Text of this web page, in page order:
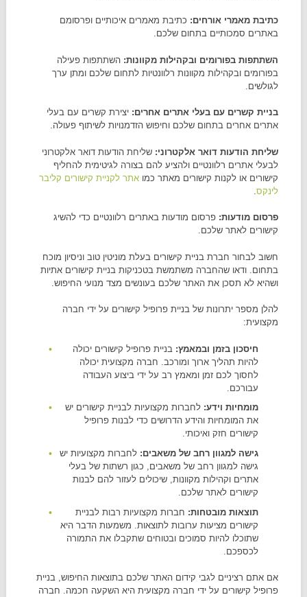
כתיבת מאמרי אורחים: כתיבת מאמרים איכותיים ופרסומם
באתרים סמכותיים בתחום שלכם.
השתתפות בפורומים ובקהילות מקוונות: השתתפות פעילה
בפורומים ובקהילות מקוונות רלוונטיות לתחום שלכם ומתן ערך
לגולשים.
בניית קשרים עם בעלי אתרים אחרים: יצירת קשרים עם בעלי
אתרים אחרים בתחום שלכם וחיפוש הזדמנויות לשיתוף פעולה.
שליחת הודעות דואר אלקטרוני: שליחת הודעות דואר אלקטרוני
לבעלי אתרים רלוונטיים ולהציע להם בצורה לגיטימית להחליף
קישורים או לקנות קישורים מאתר כמו אתר לקניית קישורים קליבר
לינקס.
פרסום מודעות: פרסום מודעות באתרים רלוונטיים כדי להשיג
קישורים לאתר שלכם.
חשוב לבחור חברת בניית קישורים בעלת מוניטין טוב וניסיון מוכח
בתחום. ודאו שהחברה משתמשת בטכניקות בניית קישורים אתיות
ושהיא לא תסכן את האתר שלכם בעונשים מצד מנועי החיפוש.
להלן מספר יתרונות של בניית פרופיל קישורים על ידי חברה
מקצועית:
חיסכון בזמן ובמאמץ: בניית פרופיל קישורים יכולה
להיות תהליך ארוך ומורכב. חברה מקצועית יכולה
לחסוך לכם זמן ומאמץ רב על ידי ביצוע העבודה
עבורכם.
מומחיות וידע: לחברות מקצועיות לבניית קישורים יש
את המומחיות והידע הדרושים כדי לבנות פרופיל
קישורים חזק ואיכותי.
גישה למגוון רחב של משאבים: לחברות מקצועיות יש
גישה למגוון רחב של משאבים, כגון רשתות של בעלי
אתרים וקהילות מקוונות, שיכולים לעזור להם לבנות
קישורים לאתר שלכם.
תוצאות מובטחות: חברות מקצועיות רבות לבניית
קישורים מציעות ערובות לתוצאות. משמעות הדבר היא
שתוכלו להיות סמוכים ובטוחים שתקבלו את התמורה
לכספכם.
אם אתם רציניים לגבי קידום האתר שלכם בתוצאות החיפוש, בניית
פרופיל קישורים על ידי חברה מקצועית היא השקעה חכמה. חברה